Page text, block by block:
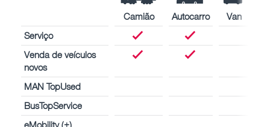
Camião Autocarro
Van
Serviço
Venda de veículos
novos
MAN TopUsed
BusTopService
eMobility (+)